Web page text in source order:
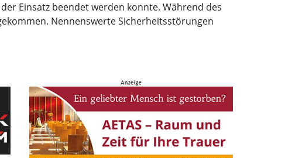
Einsatz beendet werden konnte. Während des
Nennenswerte Sicherheitsstörungen